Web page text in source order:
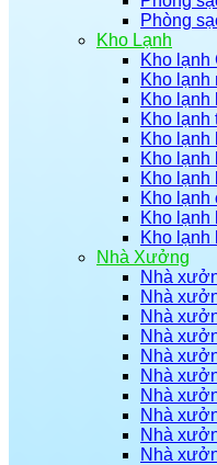
Phòng
Kho Lạnh
Kho lạnh
Kho lạnh
Kho lạnh
Kho lạnh
Kho lạnh
Kho lạnh
Kho lạnh
Kho lạnh
Kho lạnh
Kho lạnh
Nhà Xưởng
Nhà
Nhà
Nhà
Nhà
Nhà
Nhà
Nhà
Nhà
Nhà
Nhà